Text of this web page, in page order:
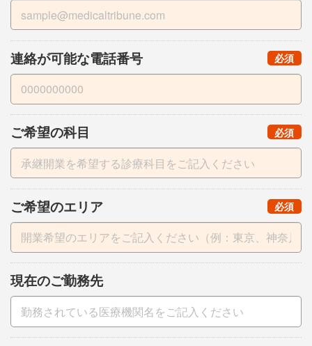
連絡が可能な電話番号 （
必須）
ご希望の科目 （
必須）
ご希望のエリア （
必須）
現在のご勤務先